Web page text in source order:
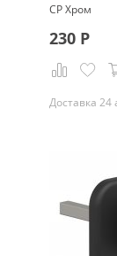
CP Хром
230Р
Доставка 24